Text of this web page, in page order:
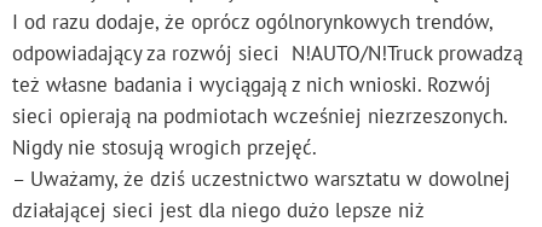
I od razu dodaje, że oprócz ogólnorynkowych trendów,
odpowiadający za rozwój sieci N!AUTO/N!Truck prowadzą
też własne badania i wyciągają z nich wnioski. Rozwój
sieci opierają na podmiotach wcześniej niezrzeszonych.
Nigdy nie stosują wrogich przejęć.
– Uważamy, że dziś uczestnictwo warsztatu w dowolnej
działającej sieci jest dla niego dużo lepsze niż